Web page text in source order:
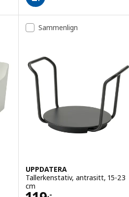
Sammenlign
UPPDATERA
Tallerkenstativ, antrasitt, 15-23
cm
,-